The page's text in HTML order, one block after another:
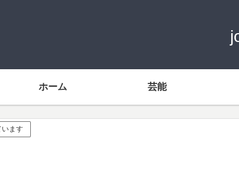
ホーム 芸能
います